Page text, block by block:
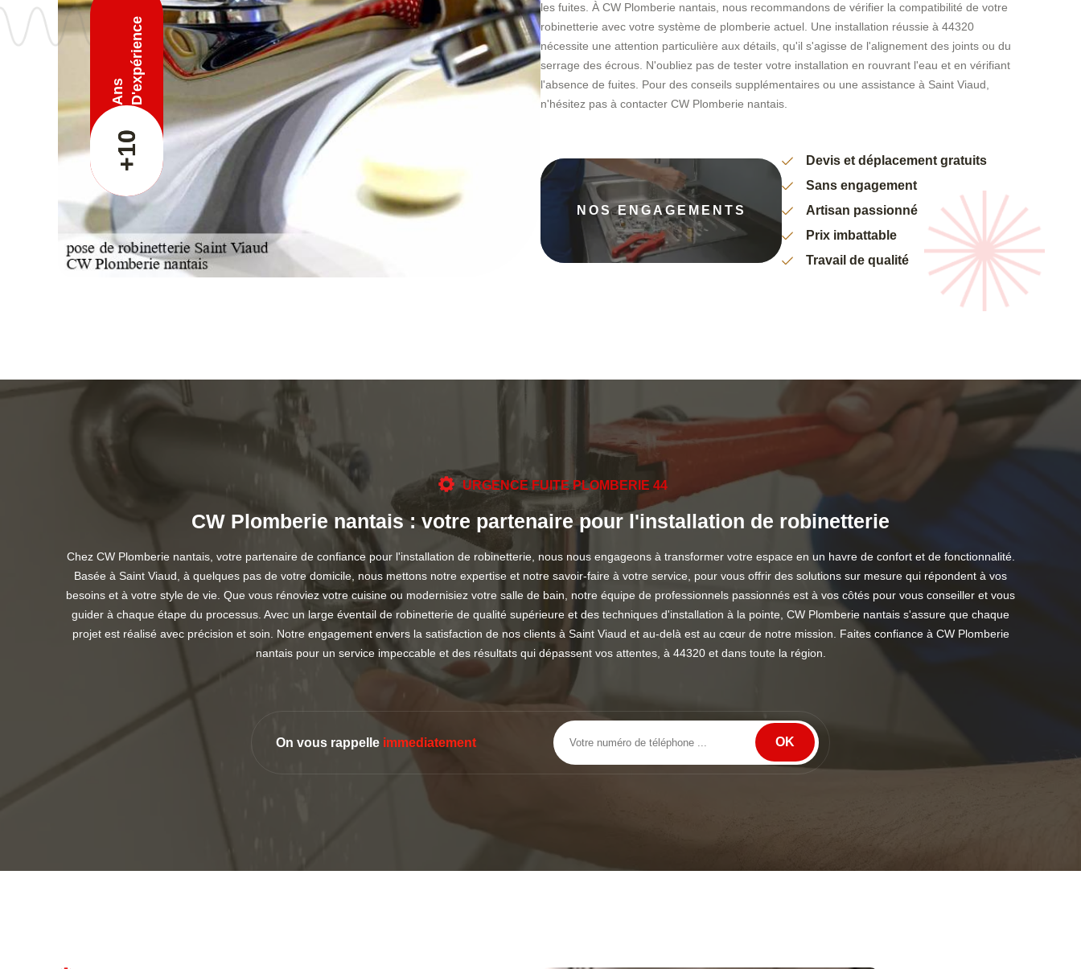
+10
Ans D'expérience
les fuites. À CW Plomberie nantais, nous recommandons de vérifier la compatibilité de votre
robinetterie avec votre système de plomberie actuel. Une installation réussie à 44320
nécessite une attention particulière aux détails, qu'il s'agisse de l'alignement des joints ou du
serrage des écrous. N'oubliez pas de tester votre installation en rouvrant l'eau et en vérifiant
l'absence de fuites. Pour des conseils supplémentaires ou une assistance à Saint Viaud,
n'hésitez pas à contacter CW Plomberie nantais.
NOS ENGAGEMENTS
Devis et déplacement gratuits
Sans engagement
Artisan passionné
Prix imbattable
Travail de qualité
URGENCE FUITE PLOMBERIE 44
CW Plomberie nantais : votre partenaire pour l'installation de robinetterie
Chez CW Plomberie nantais, votre partenaire de confiance pour l'installation de robinetterie, nous nous engageons à transformer votre espace en un havre de confort et de fonctionnalité.
Basée à Saint Viaud, à quelques pas de votre domicile, nous mettons notre expertise et notre savoir-faire à votre service, pour vous offrir des solutions sur mesure qui répondent à vos
besoins et à votre style de vie. Que vous rénoviez votre cuisine ou modernisiez votre salle de bain, notre équipe de professionnels passionnés est à vos côtés pour vous conseiller et vous
guider à chaque étape du processus. Avec un large éventail de robinetterie de qualité supérieure et des techniques d'installation à la pointe, CW Plomberie nantais s'assure que chaque
projet est réalisé avec précision et soin. Notre engagement envers la satisfaction de nos clients à Saint Viaud et au-delà est au cœur de notre mission. Faites confiance à CW Plomberie
nantais pour un service impeccable et des résultats qui dépassent vos attentes, à 44320 et dans toute la région.
On vous rappelle immediatement